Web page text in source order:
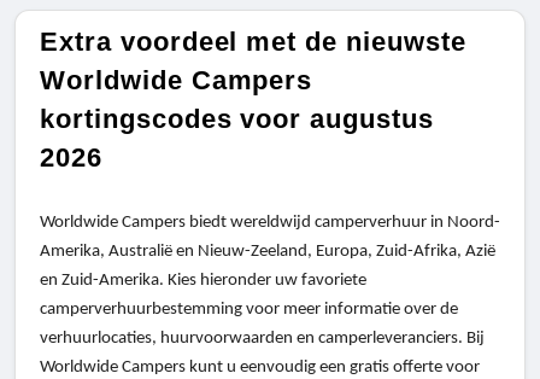
Extra voordeel met de nieuwste
Worldwide Campers
kortingscodes voor augustus
2026
Worldwide Campers biedt wereldwijd camperverhuur in Noord-
Amerika, Australië en Nieuw-Zeeland, Europa, Zuid-Afrika, Azië
en Zuid-Amerika. Kies hieronder uw favoriete
camperverhuurbestemming voor meer informatie over de
verhuurlocaties, huurvoorwaarden en camperleveranciers. Bij
Worldwide Campers kunt u eenvoudig een gratis offerte voor